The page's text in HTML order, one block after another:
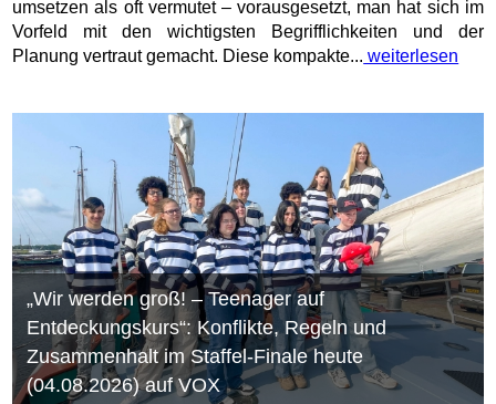
umsetzen als oft vermutet – vorausgesetzt, man hat sich im
Vorfeld mit den wichtigsten Begrifflichkeiten und der
Planung vertraut gemacht. Diese kompakte... weiterlesen
„Wir werden groß! – Teenager auf
Entdeckungskurs“: Konflikte, Regeln und
Zusammenhalt im Staffel-Finale heute
(04.08.2026) auf VOX